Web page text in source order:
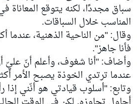
سباق مجددًا، لكنه يتوقع المعاناة
المناسب خلال السباقات.
وقال: "من الناحية الذهنية، عندما
فأنا جاهز".
وأضاف: "أنا شغوف، وأعلم أنّ عليّ
عندما ترتدي الخوذة يصبح الأمر
وتابع: "أسلوب قيادتي هو أنّني